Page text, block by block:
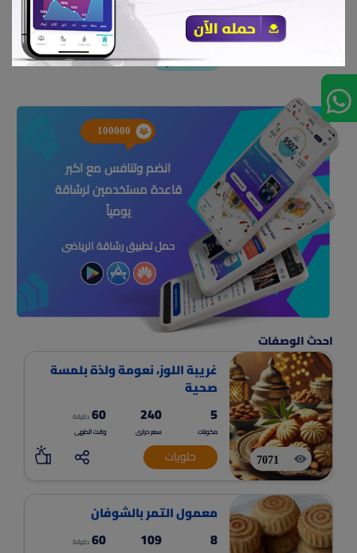
100000
انضم وتنافس مع اكبر
قاعدة مستخدمين لرشاقة
يومياً
حمل تطبيق رشاقة الرياضى
احدث الوصفات
7071
غريبة اللوز، نعومة ولذة بلمسة
صحية
5
مكونات
240
سعر حرارى
60 دقيقة
وقت الطهى
حلويات
معمول التمر بالشوفان
8
109
60 دقيقة